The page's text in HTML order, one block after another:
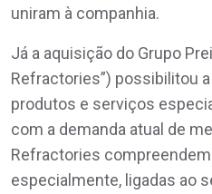
uniram à companhia.
Já a aquisição do Grupo
Refractories”) possibilitou
produtos e serviços
com a demanda atual de
Refractories
especialmente, ligadas ao